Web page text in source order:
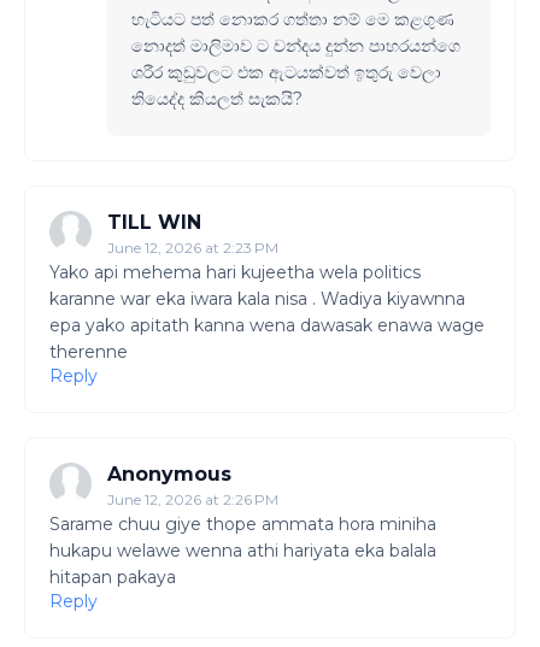
හැටියට පත් නොකර ගත්තා නම් මෙ කළගුණ
නොදත් මාලිමාව ට චන්දය දුන්න පාහරයන්ගෙ
ශරීර කුඩුවලට එක ඇටයක්වත් ඉතුරු වෙලා
තියෙද්ද කියලත් සැකයි?
TILL WIN
June 12, 2026 at 2:23 PM
Yako api mehema hari kujeetha wela politics
karanne war eka iwara kala nisa . Wadiya kiyawnna
epa yako apitath kanna wena dawasak enawa wage
therenne
Reply
Anonymous
June 12, 2026 at 2:26 PM
Sarame chuu giye thope ammata hora miniha
hukapu welawe wenna athi hariyata eka balala
hitapan pakaya
Reply